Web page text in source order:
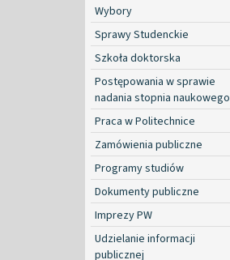
Wybory
Sprawy Studenckie
Szkoła doktorska
Postępowania w sprawie
nadania stopnia naukowego
Praca w Politechnice
Zamówienia publiczne
Programy studiów
Dokumenty publiczne
Imprezy PW
Udzielanie informacji
publicznej